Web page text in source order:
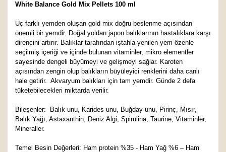
White Balance Gold Mix Pellets 100 ml
Üç farklı yemden oluşan gold mix doğru beslenme açısından
önemli bir yemdir. Doğal yoldan japon balıklarının hastalıklara karşı
direncini artırır. Balıklar tarafından iştahla yenilen yem özenle
seçilmiş içeriği ve içinde bulunan vitaminler, mikro elementler
sayesinde dengeli büyümeyi ve gelişmeyi sağlar. Karoten
açısından zengin olup balıkların büyüleyici renklerini daha canlı
hale getirir. Akvaryum balıkları için tam yemdir. Günde 2 defa
tüketebilecekleri miktarda verilir.
Bileşenler: Balık unu, Karides unu, Buğday unu, Pirinç, Mısır,
Balık Yağı, Astaxanthin, Deniz Algi, Spirulina, Taurine, Vitaminler,
Mineraller.
Temel Besin Değerleri: Ham protein %35 - Ham Yağ %6 – Ham